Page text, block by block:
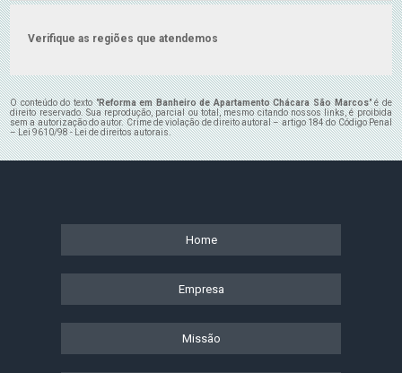
Verifique as regiões que atendemos
O conteúdo do texto "Reforma em Banheiro de Apartamento Chácara São Marcos" é de
direito reservado. Sua reprodução, parcial ou total, mesmo citando nossos links, é proibida
sem a autorização do autor. Crime de violação de direito autoral – artigo 184 do Código Penal
–Lei 9610/98 - Lei de direitos autorais.
Home
Empresa
Missão